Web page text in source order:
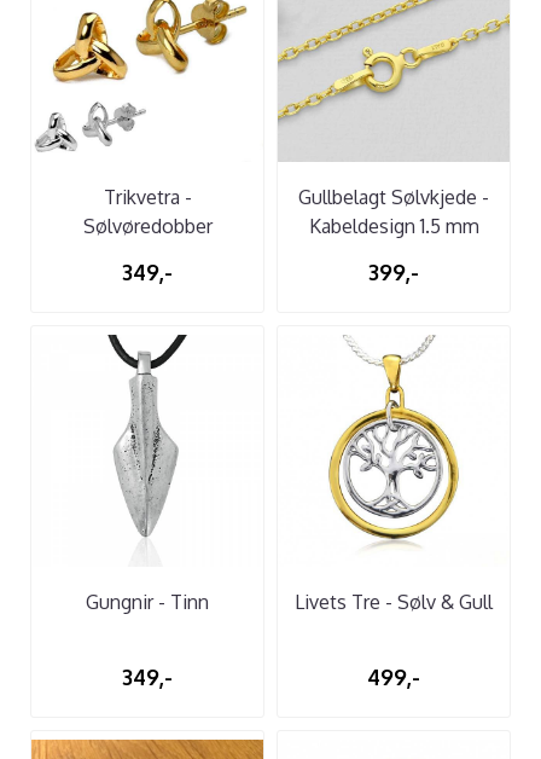
Trikvetra -
Sølvøredobber
349,-
Gullbelagt Sølvkjede -
Kabeldesign 1.5 mm
399,-
Gungnir - Tinn
349,-
Livets Tre - Sølv & Gull
499,-